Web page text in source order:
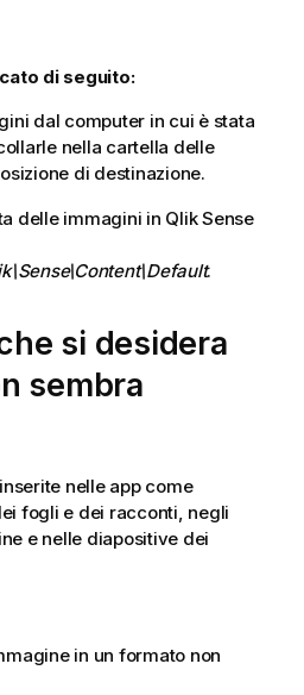
di seguito:
dal computer in cui è stata
nella cartella delle
di destinazione.
delle immagini in Qlik Sense
.
si desidera
sembra
nelle app come
fogli e dei racconti, negli
e nelle diapositive dei
in un formato non